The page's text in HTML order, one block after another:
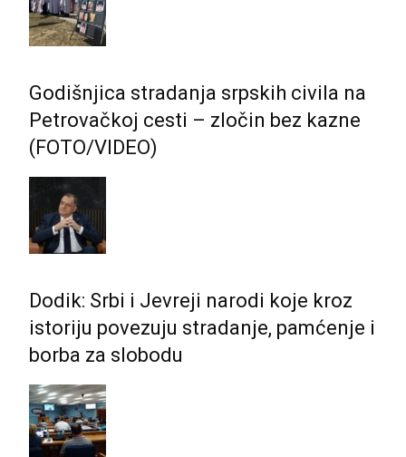
Godišnjica stradanja srpskih civila na
Petrovačkoj cesti – zločin bez kazne
(FOTO/VIDEO)
Dodik: Srbi i Јevreji narodi koje kroz
istoriju povezuju stradanje, pamćenje i
borba za slobodu